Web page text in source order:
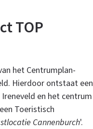
TOP
het Centrumplan-
Hierdoor ontstaat een
en het centrum
Toeristisch
Cannenburch'.